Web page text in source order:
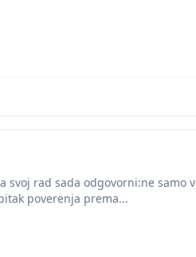
rad sada odgovorni:ne samo
poverenja prema...